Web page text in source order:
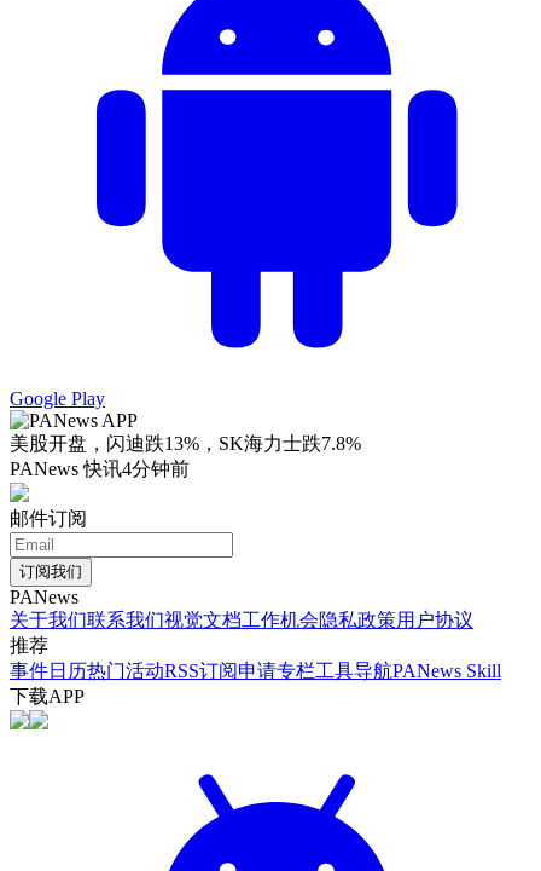
Google Play
美股开盘，闪迪跌13%，SK海力士跌7.8%
PANews 快讯4分钟前
邮件订阅
订阅我们
PANews
关于我们联系我们视觉文档工作机会隐私政策用户协议
推荐
事件日历热门活动RSS订阅申请专栏工具导航PANews Skill
下载APP